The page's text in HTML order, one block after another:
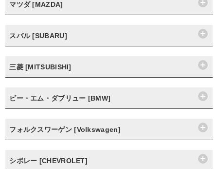
マツダ [MAZDA]
スバル [SUBARU]
三菱 [MITSUBISHI]
ビー・エム・ダブリュー [BMW]
フォルクスワーゲン [Volkswagen]
シボレー [CHEVROLET]